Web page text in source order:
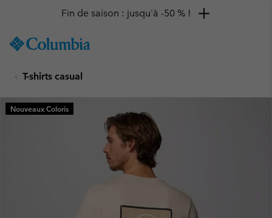
TO
SKIP
MAIN
NAV
Fin de saison : jusqu'à -50 % !
T-shirts casual
Nouveaux Coloris